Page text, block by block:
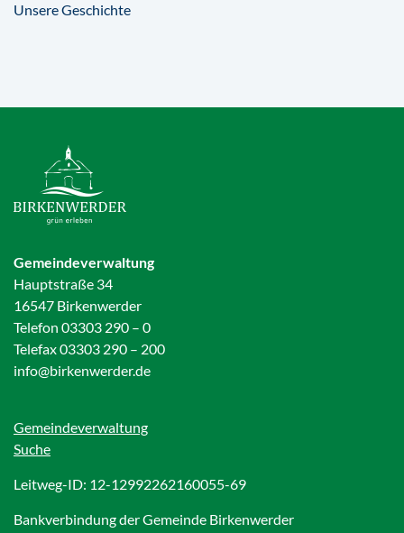
Unsere Geschichte
Gemeindeverwaltung
Hauptstraße 34
16547 Birkenwerder
Telefon 03303 290 – 0
Telefax 03303 290 – 200
info@birkenwerder.de
Gemeindeverwaltung
Suche
Leitweg-ID: 12-12992262160055-69
Bankverbindung der Gemeinde Birkenwerder